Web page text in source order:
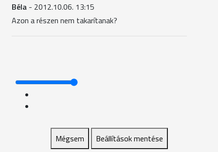
Béla - 2012.10.06. 13:15
Azon a részen nem takarítanak?
Mégsem Beállítások mentése